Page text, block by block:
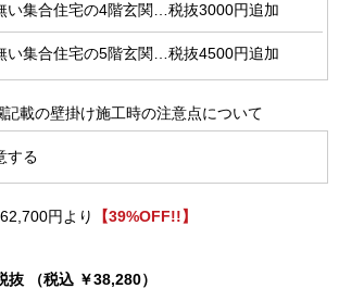
い集合住宅の4階玄関…税抜3000円追加
い集合住宅の5階玄関…税抜4500円追加
載の壁掛け施工時の注意点について
する
円より
【39%OFF!!】
抜 （税込 ￥38,280）